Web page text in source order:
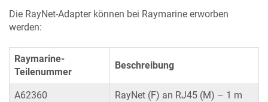
Die RayNet-Adapter können bei Raymarine erworben
werden:
Raymarine-
Teilenummer
Beschreibung
A62360 RayNet (F) an RJ45 (M) – 1 m